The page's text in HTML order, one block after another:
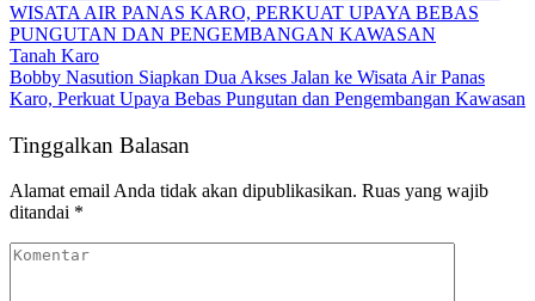
Tanah Karo
Bobby Nasution Siapkan Dua Akses Jalan ke Wisata Air Panas
Karo, Perkuat Upaya Bebas Pungutan dan Pengembangan Kawasan
Tinggalkan Balasan
Alamat email Anda tidak akan dipublikasikan. Ruas yang wajib
ditandai *